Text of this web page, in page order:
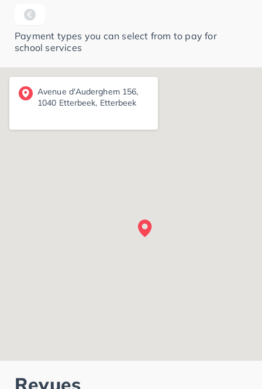
Payment types you can select from to pay for
school services
Avenue d'Auderghem 156,
1040 Etterbeek, Etterbeek